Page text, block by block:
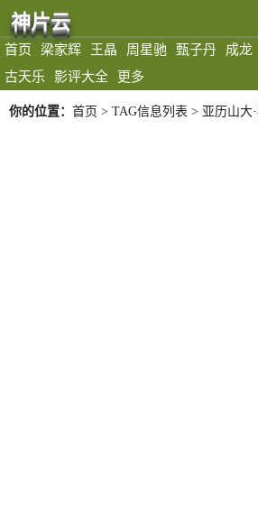
首页 梁家辉 王晶 周星驰 甄子丹 成龙
古天乐
影评大全 更多
神片云
你的位置： 首页 > TAG信息列表 > 亚历山大